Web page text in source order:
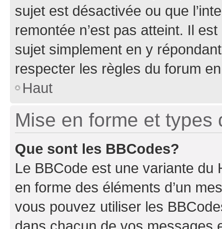
sujet est désactivée ou que
remontée n’est pas atteint. Il
sujet simplement en y
respecter les règles du forum
Haut
Mise en forme et types
Que sont les BBCodes?
Le BBCode est une variante du
en forme des éléments d’un
vous pouvez utiliser les